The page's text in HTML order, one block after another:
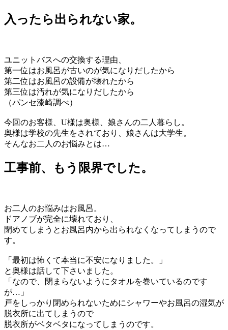
入ったら出られない家。
ユニットバスへの交換する理由、
第一位はお風呂が古いのが気になりだしたから
第二位はお風呂の設備が壊れたから
第三位は汚れが気になりだしたから
（パンセ漆崎調べ）
今回のお客様、U様は奥様、娘さんの二人暮らし。
奥様は学校の先生をされており、娘さんは大学生。
そんなお二人のお悩みとは…
工事前、もう限界でした。
お二人のお悩みはお風呂。
ドアノブが完全に壊れており、
閉めてしまうとお風呂内から出られなくなってしまうので
す。
「最初は怖くて本当に不安になりました。」
と奥様は話して下さいました。
「なので、閉まらないようにタオルを巻いているのです
が…」
戸をしっかり閉められないためにシャワーやお風呂の湿気が
脱衣所に出てしまうので
脱衣所がベタベタになってしまうのです。